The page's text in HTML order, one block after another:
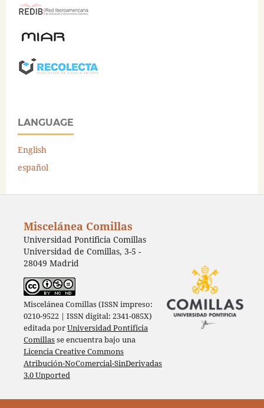
LANGUAGE
English
español
Miscelánea Comillas
Universidad Pontificia Comillas
Universidad de Comillas, 3-5 -
28049 Madrid
Miscelánea Comillas (ISSN impreso:
0210-9522 | ISSN digital: 2341-085X)
editada porUniversidad Pontificia
Comillasse encuentra bajo una
Licencia Creative Commons
Atribución-NoComercial-SinDerivadas
3.0 Unported